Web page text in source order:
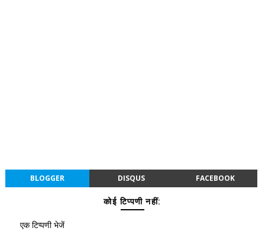
BLOGGER DISQUS FACEBOOK
कोई टिप्पणी नहीं:
एक टिप्पणी भेजें